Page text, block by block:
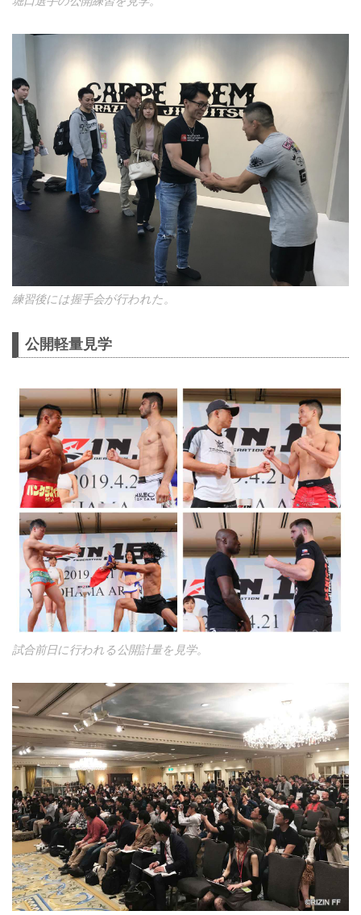
練習後には握手会が行われた。
公開軽量見学
試合前日に行われる公開計量を見学。